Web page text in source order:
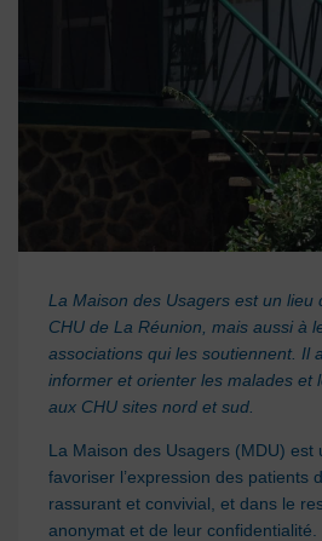
La Maison des Usagers est un lieu
CHU de La Réunion , mais aussi à
associations qui les soutiennent. Il
informer et orienter les malades et
aux CHU sites nord et sud.
La Maison des Usagers (MDU) est
favoriser l’expression des patients
rassurant et convivial, et dans le
anonymat et de leur confidentialité.